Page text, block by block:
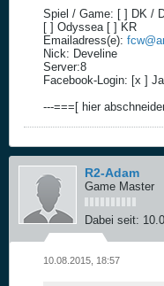
Spiel / Game: [ ] DK /
[ ] Odyssea [ ] KR
Emailadress(e):
Nick: Develine
Server:8
Facebook-Login: [x ]
---===[ hier
R2-Adam
Game Master
Dabei seit:
10.08.2015, 18:57